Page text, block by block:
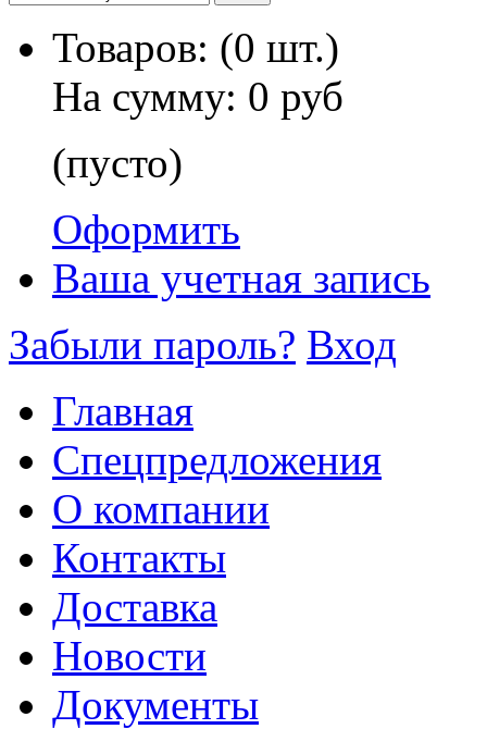
Товаров: (0 шт.)
На сумму: 0 руб
(пусто)
Оформить
Ваша учетная запись
Забыли пароль? Вход
Главная
Спецпредложения
О компании
Контакты
Доставка
Новости
Документы